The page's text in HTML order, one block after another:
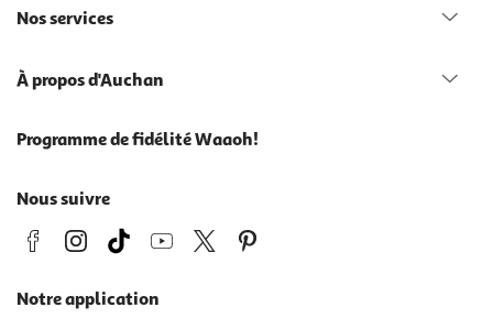
Nos services
À propos d'Auchan
Programme de fidélité Waaoh!
Nous suivre
Notre application